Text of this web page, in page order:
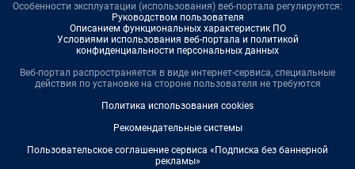
Особенности эксплуатации (использования) веб-портала регулируются:
Руководством пользователя
Описанием функциональных характеристик ПО
Условиями использования веб-портала и политикой
конфиденциальности персональных данных
Веб-портал распространяется в виде интернет-сервиса, специальные
действия по установке на стороне пользователя не требуются
Политика использования cookies
Рекомендательные системы
Пользовательское соглашение сервиса «Подписка без баннерной
рекламы»